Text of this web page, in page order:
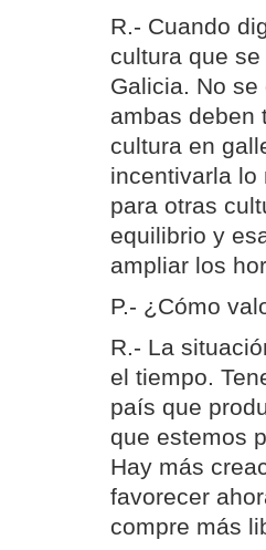
R.- Cuando
cultura que
Galicia. No
ambas deben
cultura en
incentivarla lo
para otras
equilibrio y
ampliar los
P.- ¿Cómo
R.- La
el tiempo.
país que
que estemos
Hay más
favorecer
compre más